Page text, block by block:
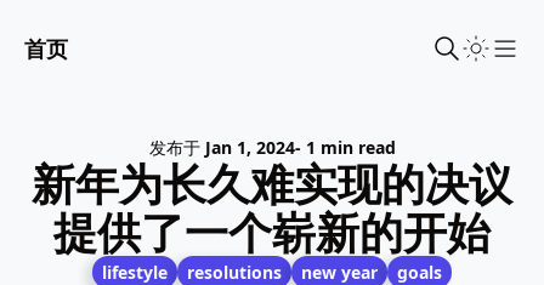
首页
发布于 Jan 1, 2024- 1 min read
新年为长久难实现的决议
提供了一个崭新的开始
lifestyle resolutions new year goals